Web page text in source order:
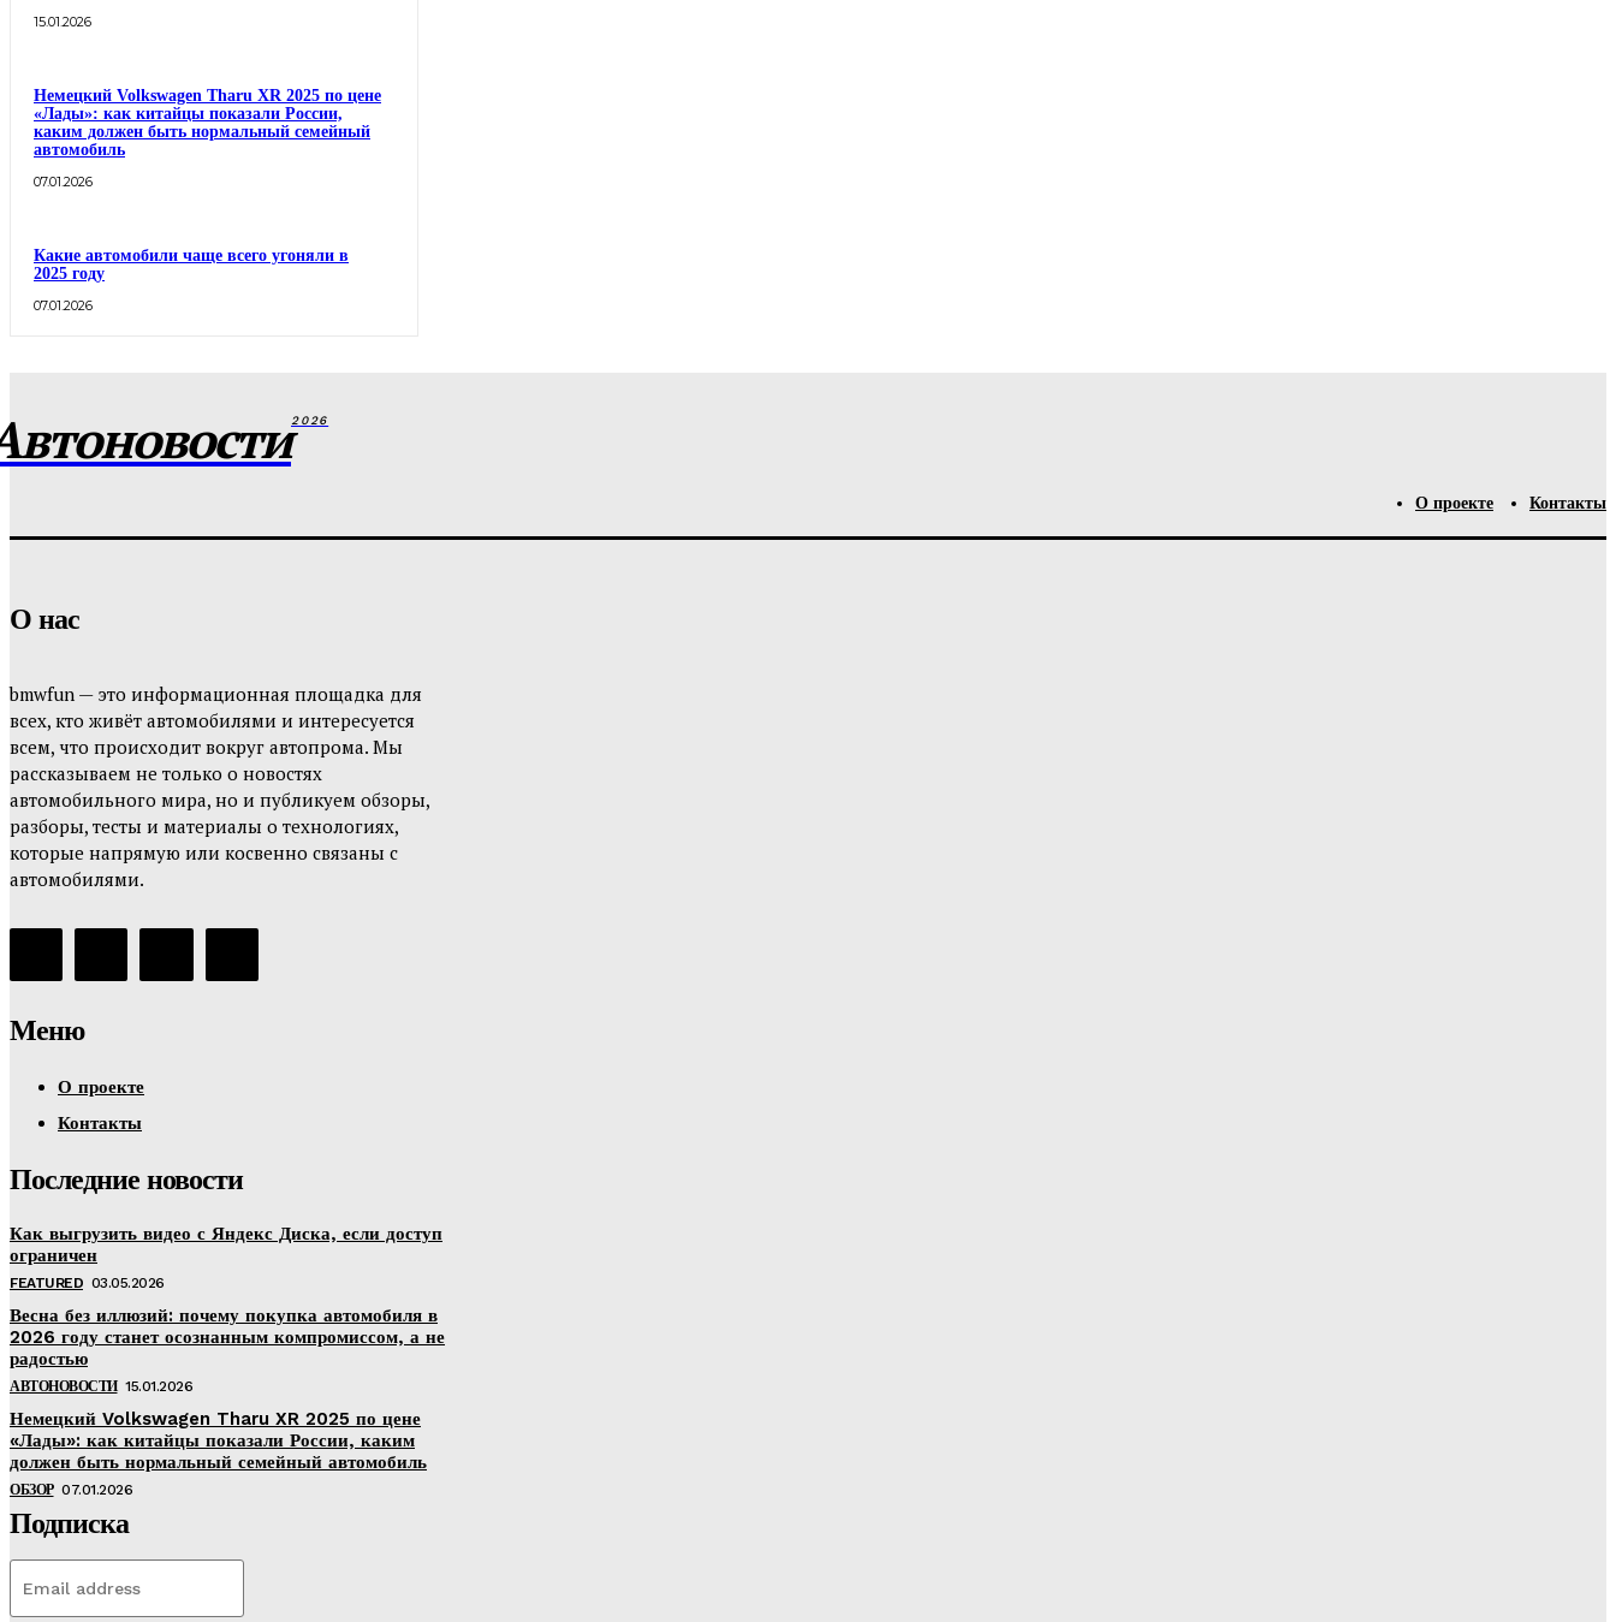
15.01.2026
Немецкий Volkswagen Tharu XR 2025 по цене
«Лады»: как китайцы показали России,
каким должен быть нормальный семейный
автомобиль
07.01.2026
Какие автомобили чаще всего угоняли в
2025 году
07.01.2026
2026
О проекте Контакты
О нас
bmwfun — это информационная площадка для
всех, кто живёт автомобилями и интересуется
всем, что происходит вокруг автопрома. Мы
рассказываем не только о новостях
автомобильного мира, но и публикуем обзоры,
разборы, тесты и материалы о технологиях,
которые напрямую или косвенно связаны с
автомобилями.
Меню
О проекте
Контакты
Последние новости
Как выгрузить видео с Яндекс Диска, если доступ
ограничен
FEATURED 03.05.2026
Весна без иллюзий: почему покупка автомобиля в
2026 году станет осознанным компромиссом, а не
радостью
АВТОНОВОСТИ 15.01.2026
Немецкий Volkswagen Tharu XR 2025 по цене
«Лады»: как китайцы показали России, каким
должен быть нормальный семейный автомобиль
ОБЗОР 07.01.2026
Подписка